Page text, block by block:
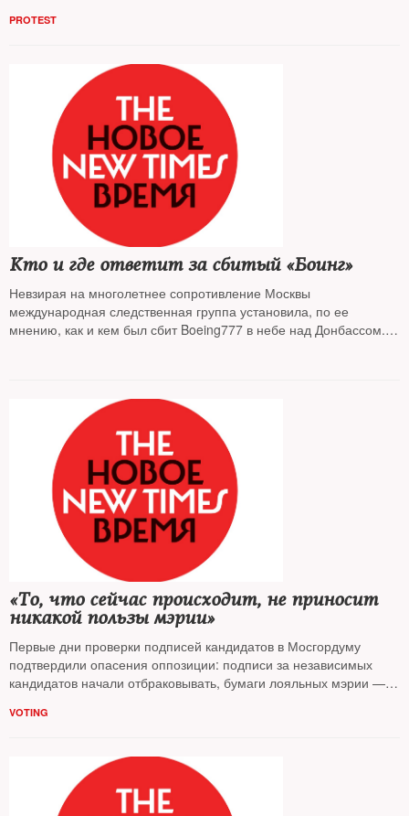
разным оценкам, от 10000 до 30000 человек
PROTEST
Кто и где ответит за сбитый «Боинг»
Невзирая на многолетнее сопротивление Москвы
международная следственная группа установила, по ее
мнению, как и кем был сбит Boeing777 в небе над Донбассом.
«То, что сейчас происходит, не приносит
никакой пользы мэрии»
Первые дни проверки подписей кандидатов в Мосгордуму
подтвердили опасения оппозиции: подписи за независимых
кандидатов начали отбраковывать, бумаги лояльных мэрии —
властей
VOTING